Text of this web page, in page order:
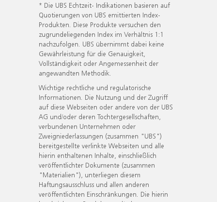
* Die UBS Echtzeit- Indikationen basieren auf
Quotierungen von UBS emittierten Index-
Produkten. Diese Produkte versuchen den
zugrundeliegenden Index im Verhältnis 1:1
nachzufolgen. UBS übernimmt dabei keine
Gewährleistung für die Genauigkeit,
Vollständigkeit oder Angemessenheit der
angewandten Methodik.
Wichtige rechtliche und regulatorische
Informationen. Die Nutzung und der Zugriff
auf diese Webseiten oder andere von der UBS
AG und/oder deren Tochtergesellschaften,
verbundenen Unternehmen oder
Zweigniederlassungen (zusammen "UBS")
bereitgestellte verlinkte Webseiten und alle
hierin enthaltenen Inhalte, einschließlich
veröffentlichter Dokumente (zusammen
"Materialien"), unterliegen diesem
Haftungsausschluss und allen anderen
veröffentlichten Einschränkungen. Die hierin